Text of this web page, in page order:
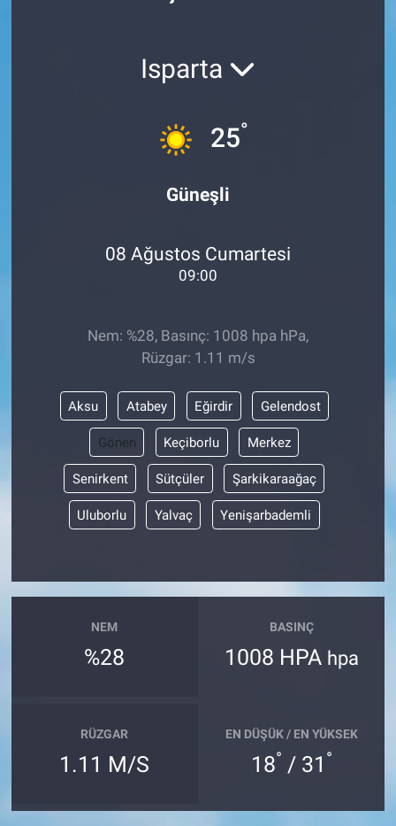
Isparta
25°
Güneşli
08 Ağustos Cumartesi
09:00
Nem: %28, Basınç: 1008 hpa hPa,
Rüzgar: 1.11 m/s
Aksu Atabey Eğirdir Gelendost
Gönen Keçiborlu Merkez
Senirkent Sütçüler Şarkikaraağaç
Uluborlu Yalvaç Yenişarbademli
NEM
%28
BASINÇ
1008 HPA hpa
RÜZGAR
1.11 M/S
EN DÜŞÜK / EN YÜKSEK
18° / 31 °
Bilim ve Teknoloji